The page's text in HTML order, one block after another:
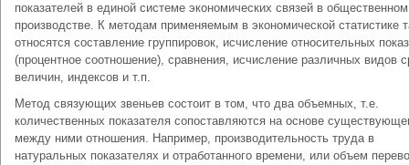
показателей в единой системе экономических связей в общественном
производстве. К методам применяемым в экономической статистике
относятся составление группировок, исчисление относительных
(процентное соотношение), сравнения, исчисление различных видов
величин, индексов и т.п.
Метод связующих звеньев состоит в том, что два объемных, т.е.
количественных показателя сопоставляются на основе
между ними отношения. Например, производительность труда в
натуральных показателях и отработанного времени, или объем